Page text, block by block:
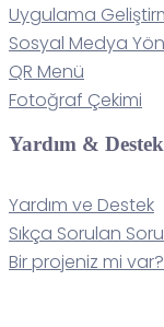
Uygulama
Sosyal Medya
QR Menü
Fotoğraf Çekimi
Yardım & Destek
Yardım ve Destek
Sıkça Sorulan
Bir projeniz mi var?